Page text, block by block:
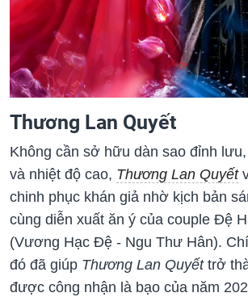
Thương Lan Quyết
Không cần sở hữu dàn sao đỉnh
và nhiệt độ cao, Thương Lan Quyết
chinh phục khán giả nhờ kịch bản
cùng diễn xuất ăn ý của couple Đệ
(Vương Hạc Đệ - Ngu Thư Hân).
đó đã giúp Thương Lan Quyếttrở
được công nhận là bạo của năm